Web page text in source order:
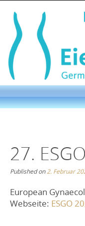
content
27.
Published on2. Februar
European
Webseite: ESGO